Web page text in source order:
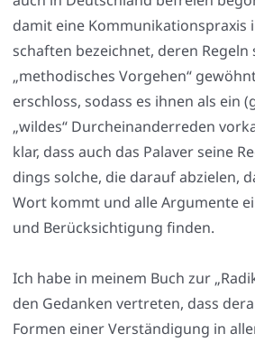
damit eine Kom­mu­ni­ka­ti­ons­pra­xis
schaf­ten bezeich­net, deren Regeln
„metho­di­sches Vor­ge­hen“
erschloss, sodass es ihnen als ein
„wil­des“ Durch­ein­an­der­re­den
klar, dass auch das Pala­ver sei­ne
dings sol­che, die dar­auf abzie­len,
Wort kommt und alle Argu­men­te
und Berück­sich­ti­gung fin­den.
Ich habe in mei­nem Buch zur
den Gedan­ken ver­tre­ten, dass
For­men einer Ver­stän­di­gung in